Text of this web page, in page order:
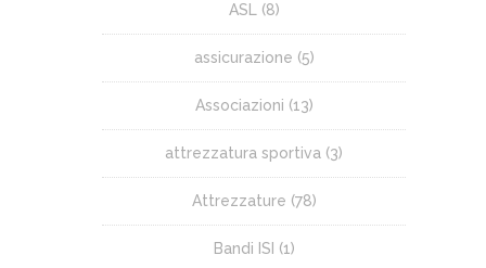
ASL (8)
assicurazione (5)
Associazioni (13)
attrezzatura sportiva (3)
Attrezzature (78)
Bandi ISI (1)